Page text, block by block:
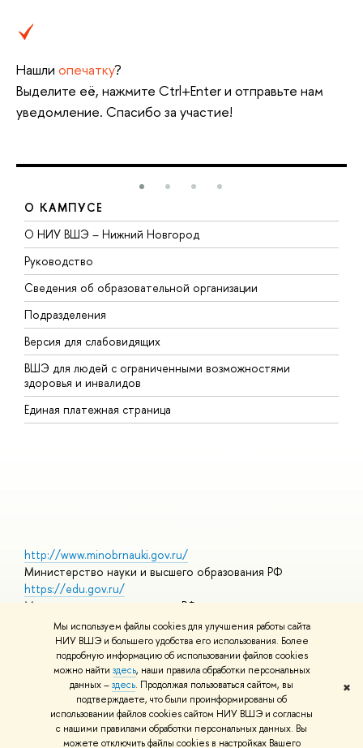
Мы используем файлы cookies для улучшения работы сайта
НИУ ВШЭ и большего удобства его использования. Более
подробную информацию об использовании файлов cookies
можно найти здесь, наши правила обработки персональных
данных –здесь. Продолжая пользоваться сайтом, вы
подтверждаете, что были проинформированы об
использовании файлов cookies сайтом НИУ ВШЭ и согласны
с нашими правилами обработки персональных данных. Вы
можете отключить файлы cookies в настройках Вашего
✖
Нашли опечатку?
Выделите её, нажмите Ctrl+Enter и отправьте нам
уведомление. Спасибо за участие!
О КАМПУСЕ
О НИУ ВШЭ – Нижний Новгород
Руководство
Сведения об образовательной организации
Подразделения
Версия для слабовидящих
ВШЭ для людей с ограниченными возможностями
здоровья и инвалидов
Единая платежная страница
http://www.minobrnauki.gov.ru/
Министерство науки и высшего образования РФ
https://edu.gov.ru/
Министерство просвещения РФ
https://elearning.hse.ru/mooc
Массовые открытые онлайн-курсы
© НИУ ВШЭ 1993–2026 Адреса и контактыУсловия
использования материалов Политика конфиденциальности
Шрифты HSE Sans и HSE Slab разработаны вШколе дизайна НИУ